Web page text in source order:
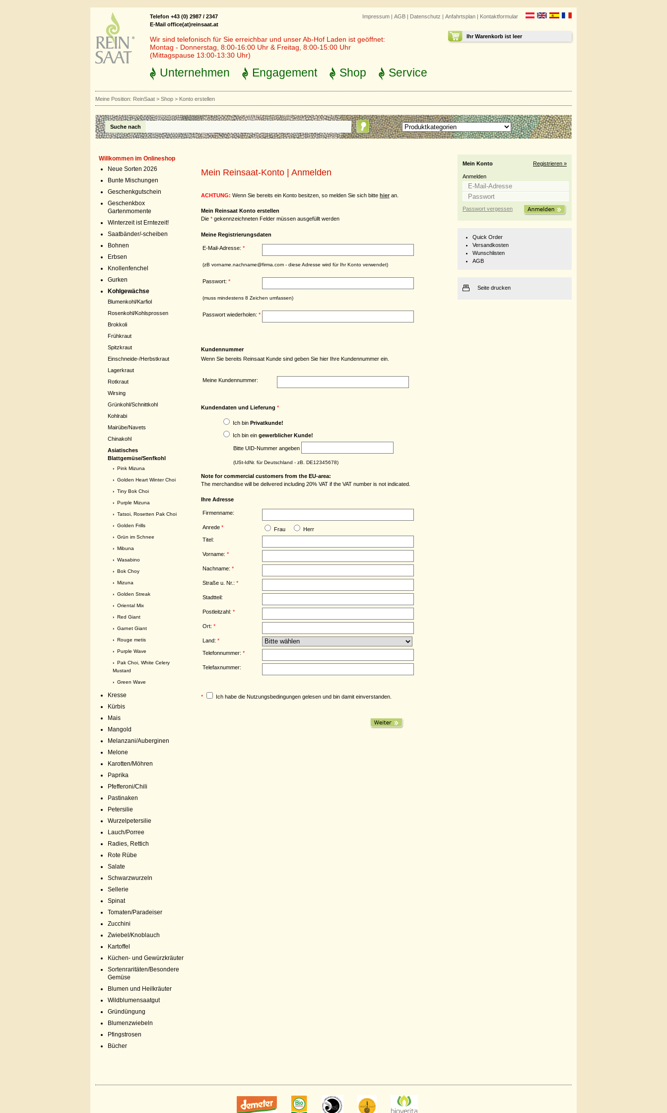
Impressum | AGB | Datenschutz | Anfahrtsplan | Kontaktformular
Ihr Warenkorb ist leer
Telefon +43 (0) 2987 / 2347
E-Mail office(at)reinsaat.at
Wir sind telefonisch für Sie erreichbar und unser Ab-Hof Laden ist geöffnet:
Montag - Donnerstag, 8:00-16:00 Uhr & Freitag, 8:00-15:00 Uhr
(Mittagspause 13:00-13:30 Uhr)
Unternehmen Engagement Shop Service
Meine Position: ReinSaat > Shop > Konto erstellen
Suche nach
Willkommen im Onlineshop
Neue Sorten 2026
Bunte Mischungen
Geschenkgutschein
Geschenkbox
Gartenmomente
Winterzeit ist Erntezeit!
Saatbänder/-scheiben
Bohnen
Erbsen
Knollenfenchel
Gurken
Kohlgewächse
Blumenkohl/Karfiol
Rosenkohl/Kohlsprossen
Brokkoli
Frühkraut
Spitzkraut
Einschneide-/Herbstkraut
Lagerkraut
Rotkraut
Wirsing
Grünkohl/Schnittkohl
Kohlrabi
Mairübe/Navets
Chinakohl
Asiatisches
Blattgemüse/Senfkohl
› Pink Mizuna
› Golden Heart Winter Choi
› Tiny Bok Choi
› Purple Mizuna
› Tatsoi, Rosetten Pak Choi
› Golden Frills
› Grün im Schnee
› Mibuna
› Wasabino
› Bok Choy
› Mizuna
› Golden Streak
› Oriental Mix
› Red Giant
› Garnet Giant
› Rouge metis
› Purple Wave
› Pak Choi, White Celery
Mustard
› Green Wave
Kresse
Kürbis
Mais
Mangold
Melanzani/Auberginen
Melone
Karotten/Möhren
Paprika
Pfefferoni/Chili
Pastinaken
Petersilie
Wurzelpetersilie
Lauch/Porree
Radies, Rettich
Rote Rübe
Salate
Schwarzwurzeln
Sellerie
Spinat
Tomaten/Paradeiser
Zucchini
Zwiebel/Knoblauch
Kartoffel
Küchen- und Gewürzkräuter
Sortenraritäten/Besondere
Gemüse
Blumen und Heilkräuter
Wildblumensaatgut
Gründüngung
Blumenzwiebeln
Pfingstrosen
Bücher
Mein Reinsaat-Konto | Anmelden
ACHTUNG: Wenn Sie bereits ein Konto besitzen, so melden Sie sich bitte hier an.
Mein Reinsaat Konto erstellen
Die * gekennzeichneten Felder müssen ausgefüllt werden
Meine Registrierungsdaten
E-Mail-Adresse: *
(zB vorname.nachname@firma.com - diese Adresse wird für Ihr Konto verwendet)
Passwort: *
(muss mindestens 8 Zeichen umfassen)
Passwort wiederholen: *
Kundennummer
Wenn Sie bereits Reinsaat Kunde sind geben Sie hier Ihre Kundennummer ein.
Meine Kundennummer:
Kundendaten und Lieferung *
Ich bin Privatkunde!
Ich bin ein gewerblicher Kunde!
Bitte UID-Nummer angeben
(USt-IdNr. für Deutschland - zB. DE12345678)
Note for commercial customers from the EU-area:
The merchandise will be delivered including 20% VAT if the VAT number is not indicated.
Ihre Adresse
Firmenname:
Anrede * Frau
Herr
Titel:
Vorname: *
Nachname: *
Straße u. Nr.: *
Stadtteil:
Postleitzahl: *
Ort: *
Land: *
Telefonnummer: *
Telefaxnummer:
* Ich habe die Nutzungsbedingungen gelesen und bin damit einverstanden.
Mein Konto Registrieren »
Anmelden
Passwort vergessen
Quick Order
Versandkosten
Wunschlisten
AGB
Seite drucken